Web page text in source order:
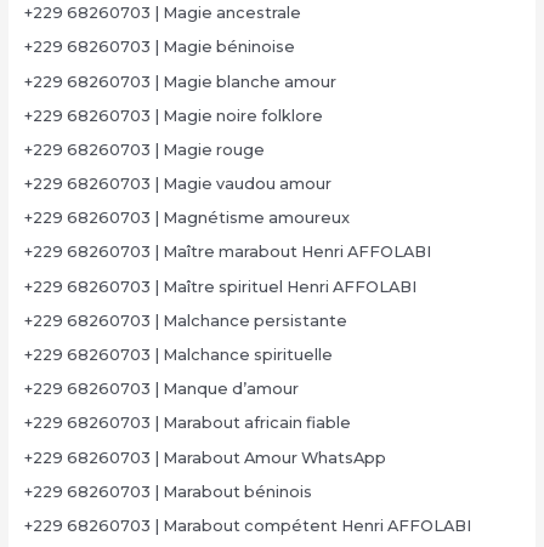
+229 68260703 | Magie ancestrale
+229 68260703 | Magie béninoise
+229 68260703 | Magie blanche amour
+229 68260703 | Magie noire folklore
+229 68260703 | Magie rouge
+229 68260703 | Magie vaudou amour
+229 68260703 | Magnétisme amoureux
+229 68260703 | Maître marabout Henri AFFOLABI
+229 68260703 | Maître spirituel Henri AFFOLABI
+229 68260703 | Malchance persistante
+229 68260703 | Malchance spirituelle
+229 68260703 | Manque d’amour
+229 68260703 | Marabout africain fiable
+229 68260703 | Marabout Amour WhatsApp
+229 68260703 | Marabout béninois
+229 68260703 | Marabout compétent Henri AFFOLABI